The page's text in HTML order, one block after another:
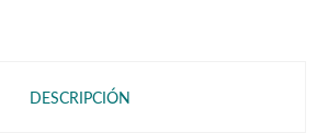
DESCRIPCIÓN